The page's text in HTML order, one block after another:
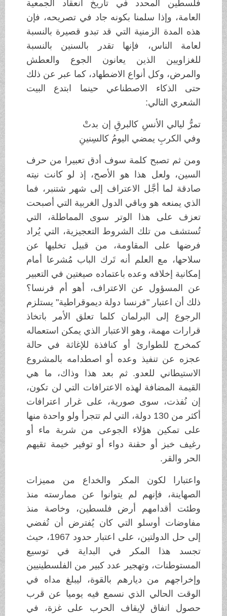
فلسطين المحدد في تاريخ انعقاد الجمعية
العامة، وإذا سلمنا بكونه جاد في تصريحه، فإن
هذه المدة الزمنية التي قد تبدو قصيرة بالنسبة
لعامة الناس، فإنها تقدر بالسنين بالنسبة
للغزاويين الذين يعانون الجوع والعطش
والمرض، وكل أنواع الاضطهاد، كما عبر عن ذلك
حتى الذكاء الاصطناعي حينما ابتدع البيت
الشعري التالي:
تمرُّ ليالي الأنسِ كالبرقِ إن بدتْ
وفي الكربِ يمضي اليومُ كالسِنينِ
ومن ثم تصبح كلمة سوف أدق تعبيرا من حرف
السين، ولعل هذا هو الأصح، إذ لو كانت نيته
صادقة لما أجَّل الاعتراف إلى شهر شتنبر، فما
الذي يمنعه هو وباقي الدول الغربية التي أصبحت
تعزف على هذا الوتر سوى المماطلة، التي
تُستشف من تلك الشروط التعجيزية، التي يُراد
فرضها على المقاومة، من قبيل تخليها عن
سلاحها، مع العلم أنه تَرك الباب مُشرعا أمام
إمكانية إخلافه وعده باعتماده صيغتين في التعبير
عن المسؤول عن الاعتراف، أهو أم فرنسا؟
ذلك أن اعتبار "فرنسا دولة ديموقراطية" يستلزم
الرجوع إلى البرلمان كلما تعلق الأمر باتخاذ
قرارات مهمة، وهو الاعتبار الذي يمكن استعماله
كمخرج للطوارئ أو كنافذة للإغاثة في حالة
عجزه عن تنفيذ وعده أو اصطدامه بالمشروع
الاستيطاني للعدو. ثم بعد هذا وذاك، ما هي
القيمة المضافة لهذه الاعترافات التي لن تكون،
إن نُفذت، سوى صورية، على غرار اعترافات
أكثر من 130 دولة، التي لم تتجرأ ولو واحدة منها
على تمكين هؤلاء الجوعى من شربة ماء أو
رغيف خبز أو حقنة دواء أو توفير خيمة تقيهم
الحر والقر.
واعتبارا لكون المكر والخداع من مميزات
الصهاينة، فإنهم لم يتوانوا عن ممارسته منذ
وطئت أقدامهم أرض فلسطين، وخاصة منذ
مفاوضات أوسلو التي كان يُفترض أن تُفضي
إلى حل الدولتين، على اعتبار حدود 1967، حيث
تجسد هذا المكر في البداية في توسيع
المستوطنات، وتهجير عدد كبير من الفلسطينيين
وإخراجهم من ديارهم بالقوة، ليبلغ مداه في
الوقت الحالي الذي نسمع فيه يوميا عن قرب
حصول اتفاق لإيقاف الحرب على غزة، في